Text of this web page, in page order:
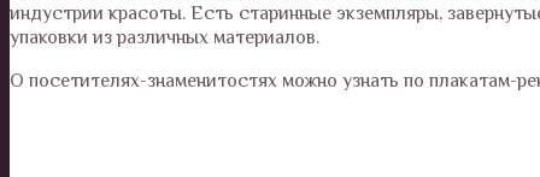
индустрии красоты. Есть старинные экземпляры,
упаковки из различных материалов.
О посетителях-знаменитостях можно узнать по плакатам-